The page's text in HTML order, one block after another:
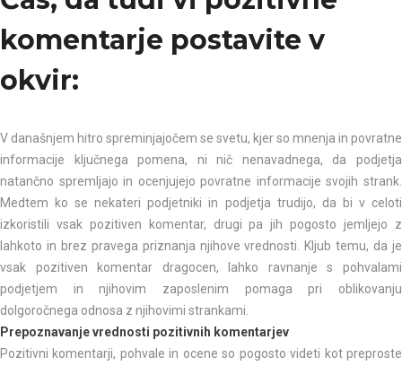
komentarje postavite v
okvir:
V današnjem hitro spreminjajočem se svetu, kjer so mnenja in povratne
informacije ključnega pomena, ni nič nenavadnega, da podjetja
natančno spremljajo in ocenjujejo povratne informacije svojih strank.
Medtem ko se nekateri podjetniki in podjetja trudijo, da bi v celoti
izkoristili vsak pozitiven komentar, drugi pa jih pogosto jemljejo z
lahkoto in brez pravega priznanja njihove vrednosti. Kljub temu, da je
vsak pozitiven komentar dragocen, lahko ravnanje s pohvalami
podjetjem in njihovim zaposlenim pomaga pri oblikovanju
dolgoročnega odnosa z njihovimi strankami.
Prepoznavanje vrednosti pozitivnih komentarjev
Pozitivni komentarji, pohvale in ocene so pogosto videti kot preproste